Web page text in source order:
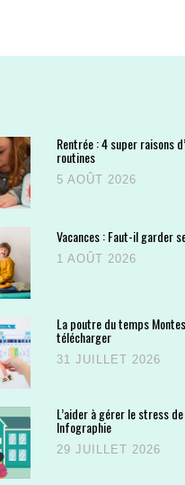
Rentrée : 4 super raisons
routines
5 AOÛT 2026
Vacances : Faut-il garder
1 AOÛT 2026
La poutre du temps
télécharger
31 JUILLET 2026
L’aider à gérer le stress
Infographie
29 JUILLET 2026